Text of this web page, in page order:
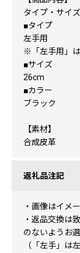
タイプ・サイ
■タイプ
左手用
※「左手用」は
■サイズ
26cm
■カラー
ブラック
【素材】
合成皮革
返礼品注記
・画像はイメ
・返品交換は
のないようお
（「左手」は